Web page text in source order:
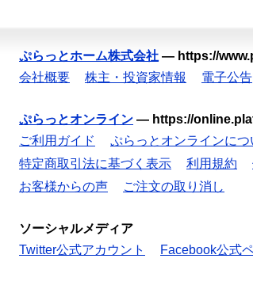
ぷらっとホーム株式会社 — https://
会社概要
株主・投資家情報 電子公告
ぷらっとオンライン — https://
ご利用ガイド
ぷらっとオンラインにつ
特定商取引法に基づく表示
利用規約
お客様からの声
ご注文の取り消し
ソーシャルメディア
Twitter公式アカウント
Facebook公式